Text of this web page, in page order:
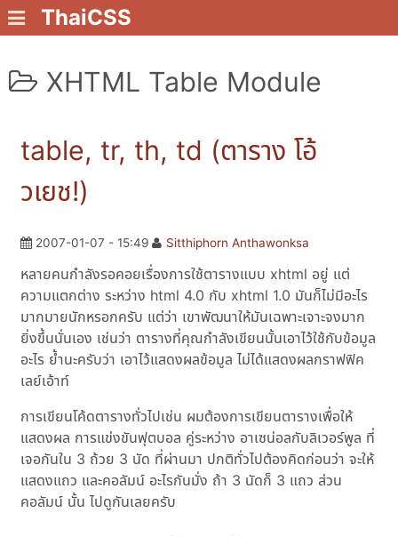
ThaiCSS
XHTML Table Module
table, tr, th, td (ตาราง โอ้
วเยช!)
2007-01-07 - 15:49 Sitthiphorn Anthawonksa
หลายคนกำลังรอคอยเรื่องการใช้ตารางแบบ xhtml อยู่ แต่
ความแตกต่าง ระหว่าง html 4.0 กับ xhtml 1.0 มันก็ไม่มีอะไร
มากมายนักหรอกครับ แต่ว่า เขาพัฒนาให้มันเฉพาะเจาะจงมาก
ยิ่งขึ้นนั่นเอง เช่นว่า ตารางที่คุณกำลังเขียนนั้นเอาไว้ใช้กับข้อมูล
อะไร ย้ำนะครับว่า เอาไว้แสดงผลข้อมูล ไม่ได้แสดงผลกราฟฟิค
เลย์เอ้าท์
การเขียนโค้ดตารางทั่วไปเช่น ผมต้องการเขียนตารางเพื่อให้
แสดงผล การแข่งขันฟุตบอล คู่ระหว่าง อาเซน่อลกับลิเวอร์พูล ที่
เจอกันใน 3 ถ้วย 3 นัด ที่ผ่านมา ปกติทั่วไปต้องคิดก่อนว่า จะให้
แสดงแถว และคอลัมน์ อะไรกันมั่ง ถ้า 3 นัดก็ 3 แถว ส่วน
คอลัมน์ นั้น ไปดูกันเลยครับ